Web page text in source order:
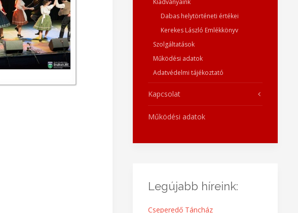
Kiadványaink
Dabas helytörténeti értékei
Kerekes László Emlékkönyv
Szolgáltatások
Működési adatok
Adatvédelmi tájékoztató
Kapcsolat
Működési adatok
Legújabb híreink:
Cseperedő Táncház